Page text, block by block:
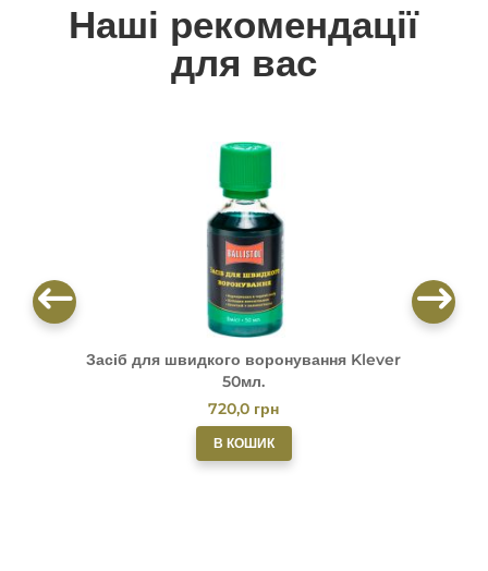
Наші рекомендації
для вас
Засіб для швидкого воронування Klever
50мл.
720,0 грн
В КОШИК